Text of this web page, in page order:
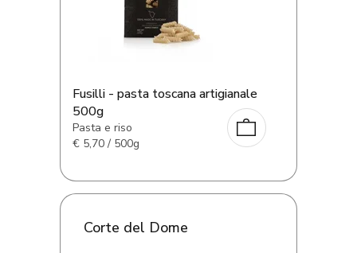
Fusilli - pasta toscana artigianale
500g
Pasta e riso
€ 5,70 / 500g
Corte del Dome